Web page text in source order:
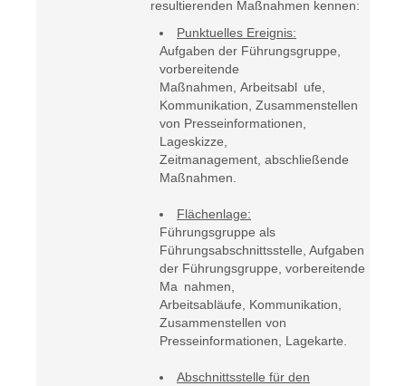
resultierenden Maßnahmen kennen:
Punktuelles Ereignis:
Aufgaben der Führungsgruppe,
vorbereitende
Maßnahmen, Arbeitsabl ufe,
Kommunikation, Zusammenstellen
von Presseinformationen,
Lageskizze,
Zeitmanagement, abschließende
Maßnahmen.
Flächenlage:
Führungsgruppe als
Führungsabschnittsstelle, Aufgaben
der Führungsgruppe, vorbereitende
Ma nahmen,
Arbeitsabläufe, Kommunikation,
Zusammenstellen von
Presseinformationen, Lagekarte.
Abschnittsstelle für den